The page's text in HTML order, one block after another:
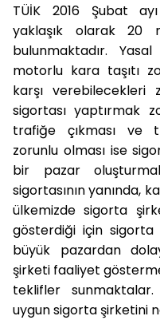
TÜİK 2016 Şubat
yaklaşık olarak 20
bulunmaktadır.
motorlu kara taşıtı
karşı verebilecekleri
sigortası yaptırmak
trafiğe çıkması ve
zorunlu olması ise
bir pazar
sigortasının yanında,
ülkemizde sigorta
gösterdiği için sigorta
büyük pazardan
şirketi faaliyet
teklifler
uygun sigorta şirketini